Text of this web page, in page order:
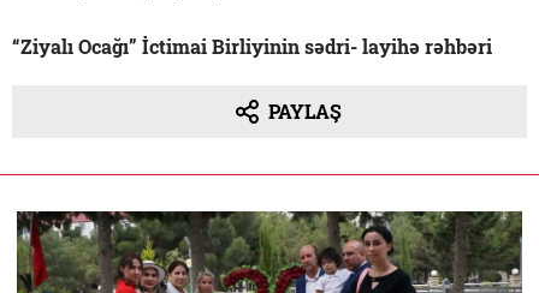
“Ziyalı Ocağı” İctimai Birliyinin sədri- layihə rəhbəri
PAYLAŞ